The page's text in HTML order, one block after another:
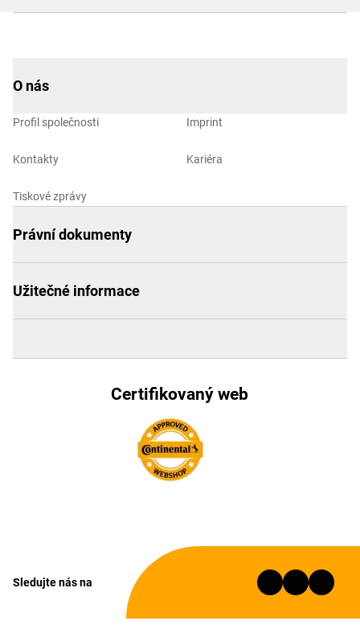
O nás
Profil společnosti
Kontakty
Tiskové zprávy
Imprint
Kariéra
Právní dokumenty
Užitečné informace
Certifikovaný web
Sledujte nás na